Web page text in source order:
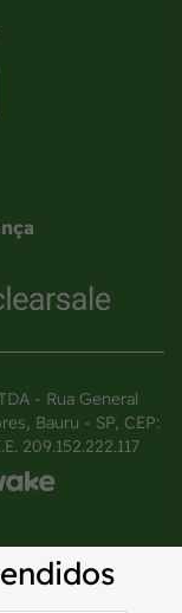
- Rua General
Bauru - SP, CEP:
209.152.222.117